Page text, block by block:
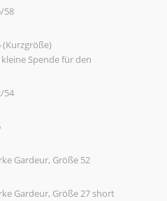
58
(Kurzgröße)
Spende für den
54
Gardeur, Größe 52
Gardeur, Größe 27 short